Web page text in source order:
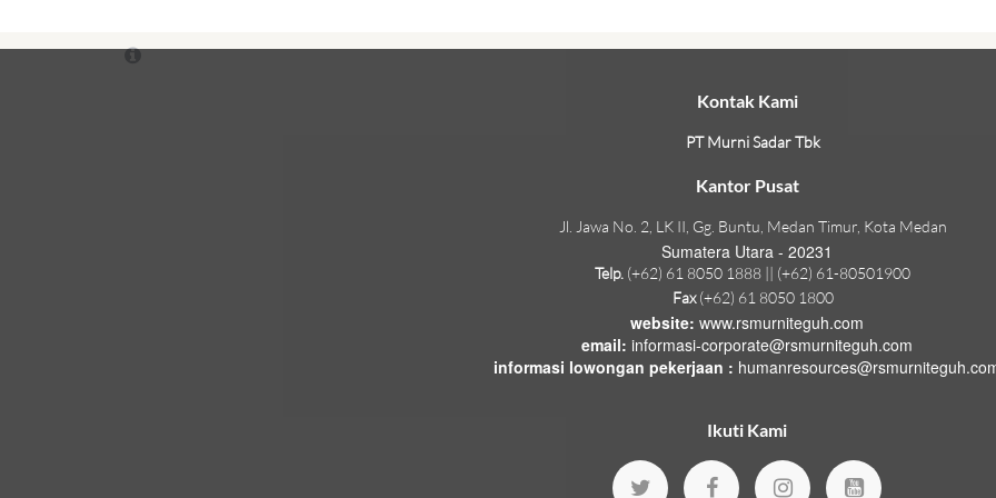
Kontak Kami
PT Murni Sadar Tbk
Kantor Pusat
Jl. Jawa No. 2, LK II, Gg. Buntu, Medan Timur, Kota Medan
Sumatera Utara - 20231
Telp. (+62) 61 8050 1888 || (+62) 61-80501900
Fax(+62) 61 8050 1800
website: www.rsmurniteguh.com
email: informasi-corporate@rsmurniteguh.com
informasi lowongan pekerjaan :
Ikuti Kami